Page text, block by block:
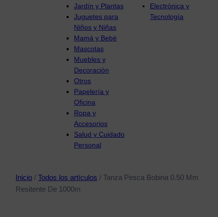
Jardín y Plantas
Juguetes para
Niños y Niñas
Mamá y Bebé
Mascotas
Muebles y
Decoración
Otros
Papelería y
Oficina
Ropa y
Accesorios
Salud y Cuidado
Personal
Electrónica y
Tecnología
Inicio / Todos los artículos / Tanza Pesca Bobina 0.50 Mm
Resitente De 1000m